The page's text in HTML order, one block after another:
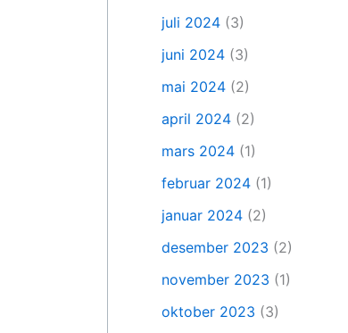
juli 2024 (3)
juni 2024 (3)
mai 2024 (2)
april 2024 (2)
mars 2024 (1)
februar 2024 (1)
januar 2024 (2)
desember 2023 (2)
november 2023 (1)
oktober 2023 (3)